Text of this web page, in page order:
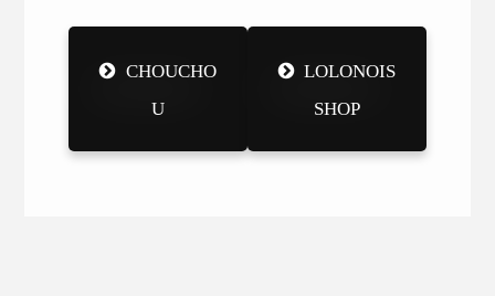
CHOUCHO
U
LOLONOIS
SHOP